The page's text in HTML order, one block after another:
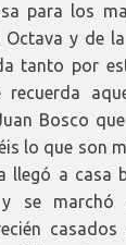
para los
y de
tanto por
recuerda
Bosco
lo que son
llegó a casa
y se